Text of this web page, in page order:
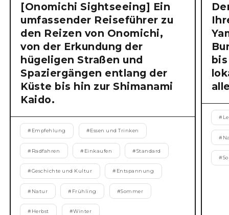
[Onomichi Sightseeing] Ein
umfassender Reiseführer zu
den Reizen von Onomichi,
von der Erkundung der
hügeligen Straßen und
Spaziergängen entlang der
Küste bis hin zur Shimanami
Kaido.
# Empfehlung #Essen und Trinken
# Radfahren # Einkaufen #Standard
#Geschichte und Kultur # Entspannung
# Natur # Frühling #Sommer
# Herbst #Winter
#
#
#